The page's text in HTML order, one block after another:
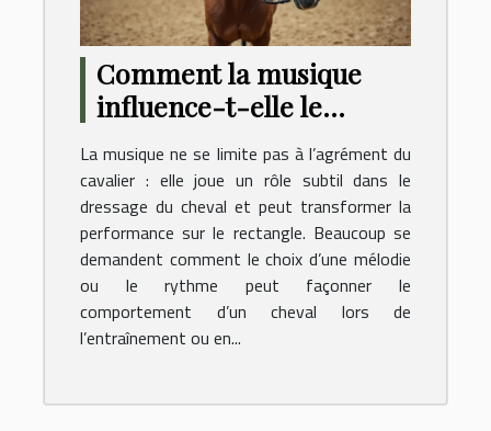
Comment la musique
influence-t-elle le
comportement des
chevaux en dressage ?
La musique ne se limite pas à l’agrément du
cavalier : elle joue un rôle subtil dans le
dressage du cheval et peut transformer la
performance sur le rectangle. Beaucoup se
demandent comment le choix d’une mélodie
ou le rythme peut façonner le
comportement d’un cheval lors de
l’entraînement ou en...